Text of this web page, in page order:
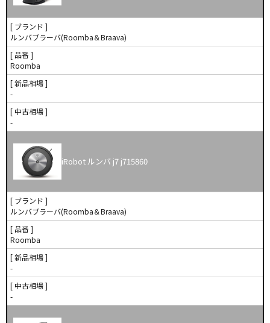
[ ブランド ]
ルンバブラーバ(Roomba＆Braava)
[ 品番 ]
Roomba
[ 新品相場 ]
-
[ 中古相場 ]
-
iRobot ルンバ j7 j715860
[ ブランド ]
ルンバブラーバ(Roomba＆Braava)
[ 品番 ]
Roomba
[ 新品相場 ]
-
[ 中古相場 ]
-